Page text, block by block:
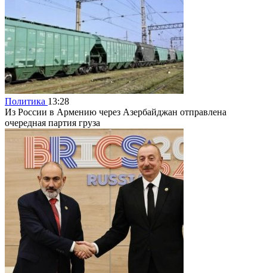
Политика 13:28
Из России в Армению через Азербайджан отправлена
очередная партия груза